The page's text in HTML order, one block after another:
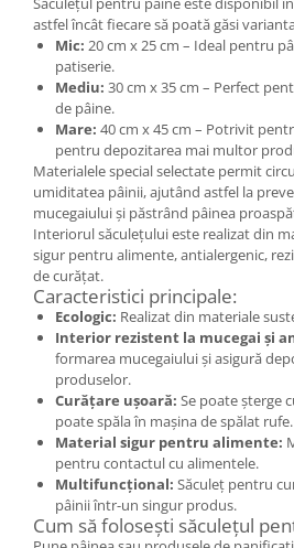
Colier / Pandantiv
Cercei
Brățară
Set bijuterii
Bijuterii din lemn
Colier / Pandantiv
Cercei
Set bijuterii
Brățară
Bijuterii fără metal
Brățară
Bijuterii - Alte
Suport bijuterii
Semn de carte
Accesorii
Produse personalizate (mărturii)
Produse zero waste
astfel încât fiecare să poată găsi
Mic: 20 cm x 25 cm – Ideal pentru
patiserie.
Mediu: 30 cm x 35 cm – Perfect
de pâine.
Mare: 40 cm x 45 cm – Potrivit
pentru depozitarea mai multor
Materialele special selectate permit
umiditatea pâinii, ajutând astfel la
mucegaiului și păstrând pâinea
Interiorul săculețului este realizat din
sigur pentru alimente, antialergenic,
de curățat.
Caracteristici principale:
Ecologic: Realizat din materiale
Interior rezistent la mucegai și
formarea mucegaiului și asigură
produselor.
Curățare ușoară: Se poate șterge
poate spăla în mașina de spălat rufe.
Material sigur pentru alimente:
pentru contactul cu alimentele.
Multifuncțional: Săculeț pentru
pâinii într-un singur produs.
Cum să folosești săculețul